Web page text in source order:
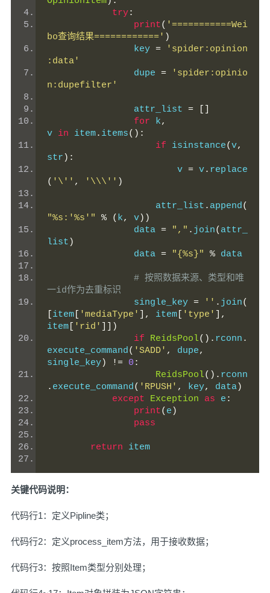
try:
print( '===========Wei
bo查询结果============' )
key =
'spider:opinion
:data'
dupe =
'spider:opinio
n:dupefilter'
attr_list =
for k,
v in item. items():
if isinstance(v,
str ):
v = v. replace
( '\'' , '\\\'' )
attr_list . append(
"%s:'%s'"
% ( k, v))
data = "," . join( attr_
list )
data = "{%s}" % data
# 按照数据来源、类型和唯
一id作为去重标识
single_key = '' . join(
item 'mediaType' ], item 'type'
],
item
'rid'
]])
if
ReidsPool(). rconn .
execute_command( 'SADD' , dupe,
single_key) != 0 :
ReidsPool(). rconn
. execute_command( 'RPUSH' , key, data)
except
Exception as e :
print( e )
pass
return item
关键代码说明：
代码行1：定义Pipline类；
代码行2：定义process_item方法，用于接收数据；
代码行3：按照Item类型分别处理；